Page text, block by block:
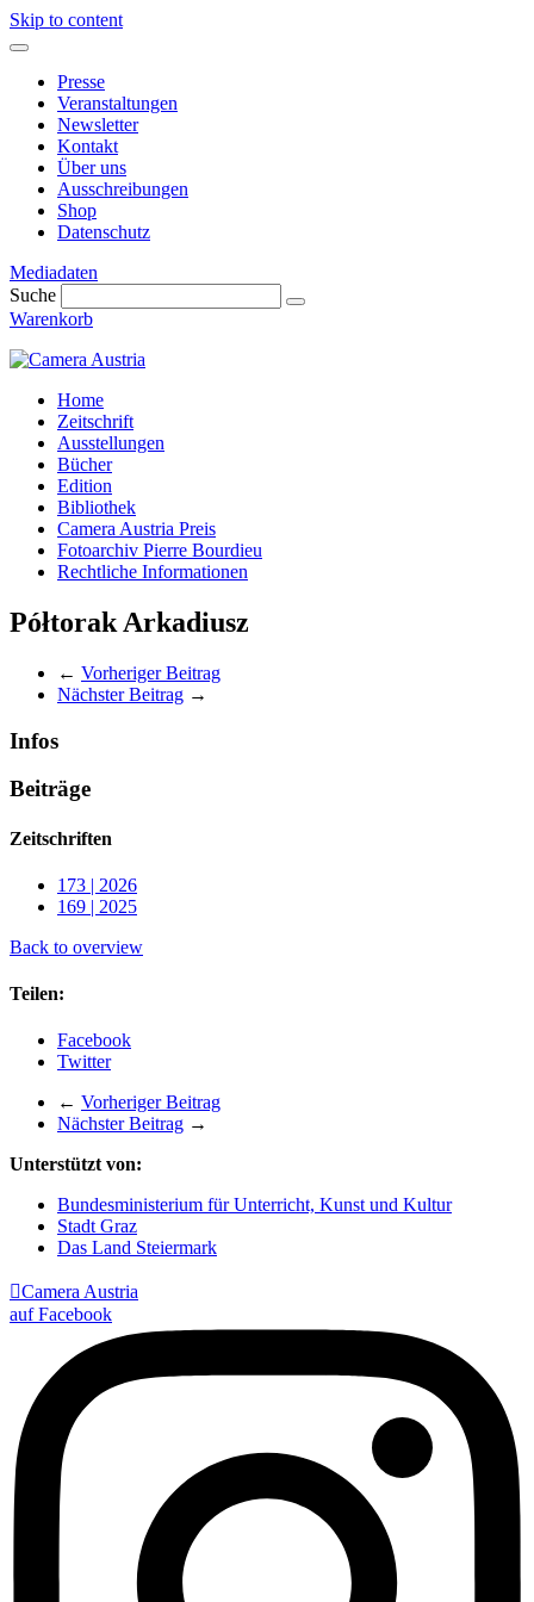
Skip to content
Presse
Veranstaltungen
Newsletter
Kontakt
Über uns
Ausschreibungen
Shop
Datenschutz
Mediadaten
Suche
Warenkorb
Home
Zeitschrift
Ausstellungen
Bücher
Edition
Bibliothek
Camera Austria Preis
Fotoarchiv Pierre Bourdieu
Rechtliche Informationen
Półtorak Arkadiusz
← Vorheriger Beitrag
Nächster Beitrag →
Infos
Beiträge
Zeitschriften
173 | 2026
169 | 2025
Back to overview
Teilen:
Facebook
Twitter
← Vorheriger Beitrag
Nächster Beitrag →
Unterstützt von:
Bundesministerium für Unterricht, Kunst und Kultur
Stadt Graz
Das Land Steiermark
Camera Austria
auf Facebook